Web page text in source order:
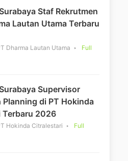
Staf Rekrutmen
Lautan Utama Terbaru
Dharma Lautan Utama
Full
Supervisor
di PT Hokinda
Terbaru 2026
Hokinda Citralestari
Full